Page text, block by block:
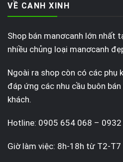
VỀ CANH XINH
Shop bán manơcanh lớn nhất
nhiều chủng loại manơcanh
Ngoài ra shop còn có các phụ
đáp ứng các nhu cầu buôn
khách.
Hotline: 0905 654 068 –
Giờ làm việc: 8h-18h từ T2-T7